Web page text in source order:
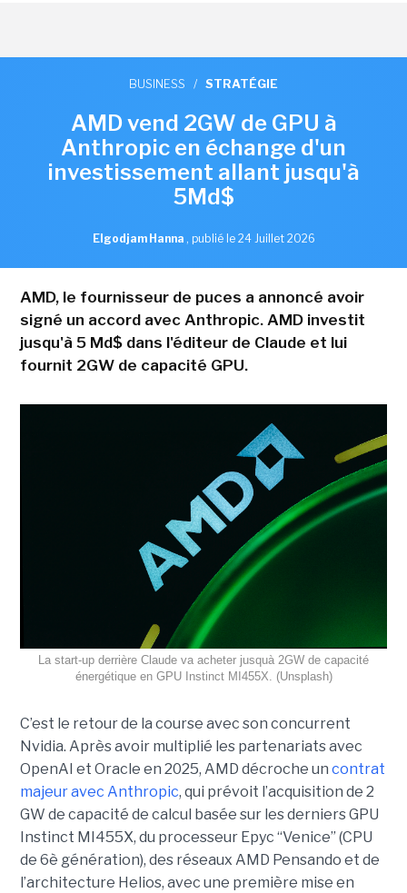
BUSINESS / STRATÉGIE
AMD vend 2GW de GPU à
Anthropic en échange d'un
investissement allant jusqu'à
5Md$
Elgodjam Hanna , publié le 24 Juillet 2026
AMD, le fournisseur de puces a annoncé avoir
signé un accord avec Anthropic. AMD investit
jusqu'à 5 Md$ dans l'éditeur de Claude et lui
fournit 2GW de capacité GPU.
La start-up derrière Claude va acheter jusquà 2GW de capacité
énergétique en GPU Instinct MI455X. (Unsplash)
C’est le retour de la course avec son concurrent
Nvidia. Après avoir multiplié les partenariats avec
OpenAI et Oracle en 2025, AMD décroche un contrat
majeur avec Anthropic, qui prévoit l’acquisition de 2
GW de capacité de calcul basée sur les derniers GPU
Instinct MI455X, du processeur Epyc “Venice” (CPU
de 6è génération), des réseaux AMD Pensando et de
l’architecture Helios, avec une première mise en